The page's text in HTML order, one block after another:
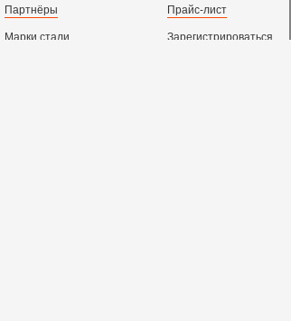
Партнёры
Марки стали
Прайс-лист
Зарегистрироваться